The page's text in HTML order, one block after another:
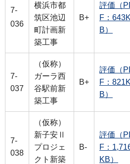
7-
036
横浜市都
筑区池辺
町計画新
築工事
B+
評価（
F：643K
B）
7-
037
（仮称）
ガーラ西
谷駅前新
築工事
B+
評価（
F：821K
B）
7-
038
（仮称）
新子安Ⅱ
プロジェ
クト新築
B-
評価（
F：
KB）